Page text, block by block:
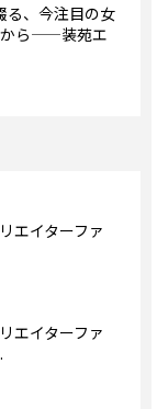
る、今注目の女
から——装苑エ
エイターファ
エイターファ